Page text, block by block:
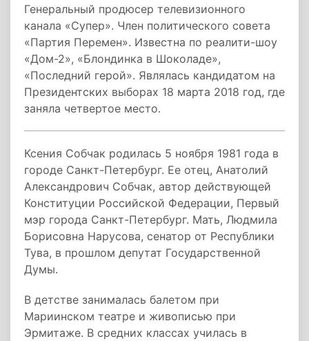
Генеральный продюсер телевизионного
канала «Супер». Член политического совета
«Партия Перемен». Известна по реалити-шоу
«Дом-2», «Блондинка в Шоколаде»,
«Последний герой». Являлась кандидатом на
Президентских выборах 18 марта 2018 год, где
заняла четвертое место.
Ксения Собчак родилась 5 ноября 1981 года в
городе Санкт-Петербург. Ее отец, Анатолий
Александрович Собчак, автор действующей
Конституции Российской Федерации, Первый
мэр города Санкт-Петербург. Мать, Людмила
Борисовна Нарусова, сенатор от Республики
Тува, в прошлом депутат Государственной
Думы.
В детстве занималась балетом при
Мариинском театре и живописью при
Эрмитаже. В средних классах училась в